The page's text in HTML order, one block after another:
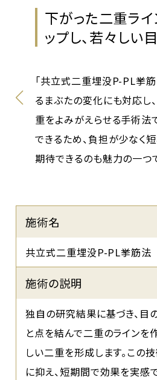
下がった二重ライ
ップし、若々しい
「共立式二重埋没P-PL挙筋
るまぶたの変化にも対応し
重をよみがえらせる手術法
できるため、負担が少なく
期待できるのも魅力の一つ
施術名
共立式二重埋没P-PL挙筋法
施術の説明
独自の研究結果に基づき、目の
と点を結んで二重のラインを
しい二重を形成します。この
に抑え、短期間で効果を実感